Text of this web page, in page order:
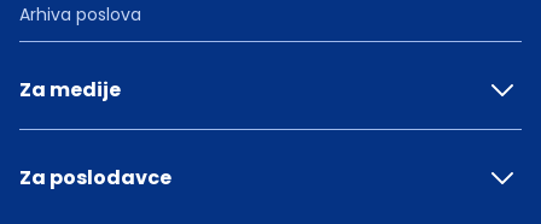
Arhiva poslova
Za medije
Za poslodavce